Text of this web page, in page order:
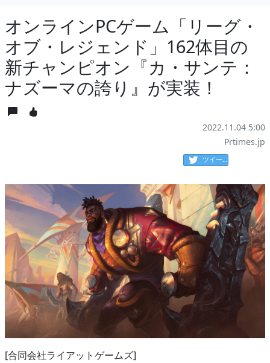
オンラインPCゲーム「リーグ・
オブ・レジェンド」162体目の
新チャンピオン『カ・サンテ：
ナズーマの誇り』が実装！
2022.11.04 5:00
Prtimes.jp
ツイート
[合同会社ライアットゲームズ]